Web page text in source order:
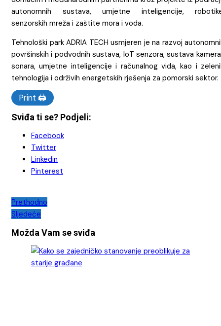
autonomnih sustava, umjetne inteligencije,
senzorskih mreža i zaštite mora i voda.
Tehnološki park ADRIA TECH usmjeren je na razvoj
površinskih i podvodnih sustava, IoT senzora, sustava
sonara, umjetne inteligencije i računalnog vida, kao i
tehnologija i održivih energetskih rješenja za pomorski sektor.
Print 🖨
Sviđa ti se? Podjeli:
Facebook
Twitter
Linkedin
Pinterest
Navigacija
objava
Prethodno
Sljedeće
Možda Vam se sviđa